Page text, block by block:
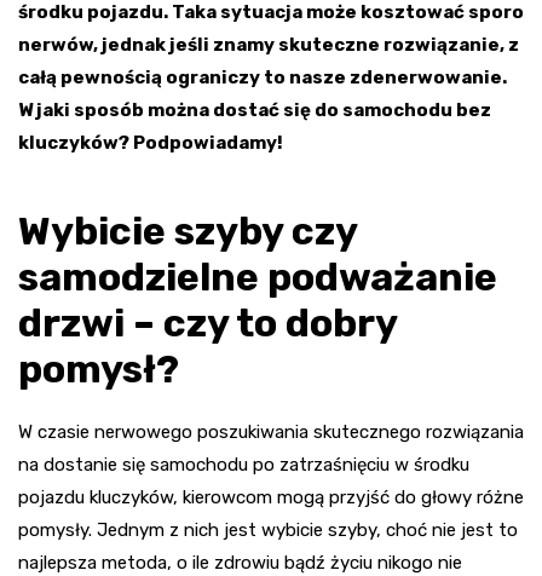
środku pojazdu. Taka sytuacja może kosztować sporo
nerwów, jednak jeśli znamy skuteczne rozwiązanie, z
całą pewnością ograniczy to nasze zdenerwowanie.
W jaki sposób można dostać się do samochodu bez
kluczyków? Podpowiadamy!
Wybicie szyby czy
samodzielne podważanie
drzwi – czy to dobry
pomysł?
W czasie nerwowego poszukiwania skutecznego rozwiązania
na dostanie się samochodu po zatrzaśnięciu w środku
pojazdu kluczyków, kierowcom mogą przyjść do głowy różne
pomysły. Jednym z nich jest wybicie szyby, choć nie jest to
najlepsza metoda, o ile zdrowiu bądź życiu nikogo nie